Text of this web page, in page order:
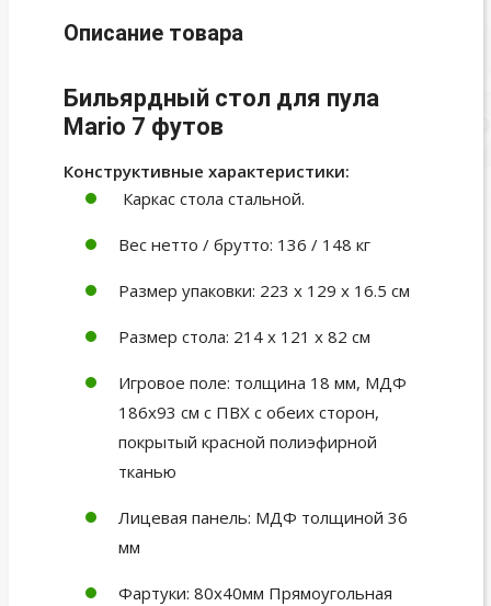
Описание товара
Бильярдный стол для пула
Mario 7 футов
Конструктивные характеристики:
Каркас стола стальной.
Вес нетто / брутто: 136 / 148 кг
Размер упаковки: 223 x 129 x 16.5 см
Размер стола: 214 x 121 x 82 см
Игровое поле: толщина 18 мм, МДФ
186x93 см с ПВХ с обеих сторон,
покрытый красной полиэфирной
тканью
Лицевая панель: МДФ толщиной 36
мм
Фартуки: 80x40мм Прямоугольная